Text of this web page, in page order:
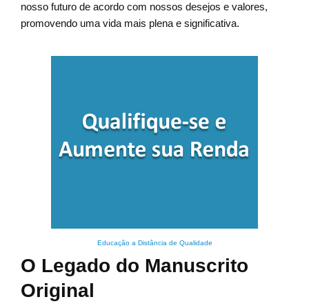
nosso futuro de acordo com nossos desejos e valores,
promovendo uma vida mais plena e significativa.
Educação a Distância de Qualidade
O Legado do Manuscrito
Original